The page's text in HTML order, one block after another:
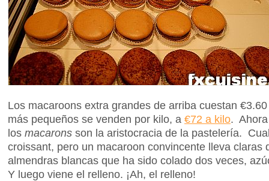
Los macaroons extra grandes de arriba cuestan
más pequeños se venden por kilo, a €72 a kilo.
los macarons son la aristocracia de la pastelería.
croissant, pero un macaroon convincente lleva claras
almendras blancas que ha sido colado dos veces,
Y luego viene el relleno. ¡Ah, el relleno!